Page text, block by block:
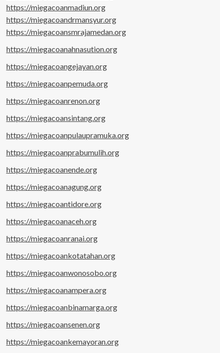
https://miegacoanmadiun.org
https://miegacoandrmansyur.org
https://miegacoansmrajamedan.org
https://miegacoanahnasution.org
https://miegacoangejayan.org
https://miegacoanpemuda.org
https://miegacoanrenon.org
https://miegacoansintang.org
https://miegacoanpulaupramuka.org
https://miegacoanprabumulih.org
https://miegacoanende.org
https://miegacoanagung.org
https://miegacoantidore.org
https://miegacoanaceh.org
https://miegacoanranai.org
https://miegacoankotatahan.org
https://miegacoanwonosobo.org
https://miegacoanampera.org
https://miegacoanbinamarga.org
https://miegacoansenen.org
https://miegacoankemayoran.org